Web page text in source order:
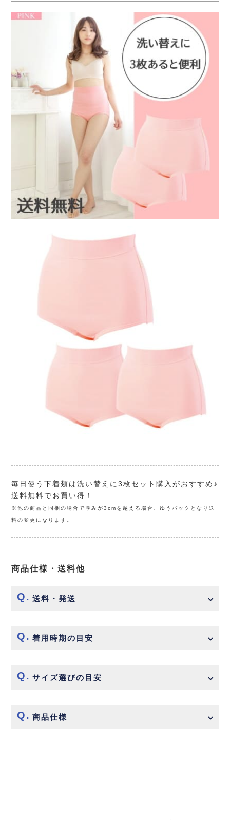
毎日使う下着類は洗い替えに3枚セット購入がおすすめ♪
送料無料でお買い得！
※他の商品と同梱の場合で厚みが3cmを越える場合、ゆうパックとなり送
料の変更になります。
商品仕様・送料他
送料・発送
着用時期の目安
サイズ選びの目安
商品仕様